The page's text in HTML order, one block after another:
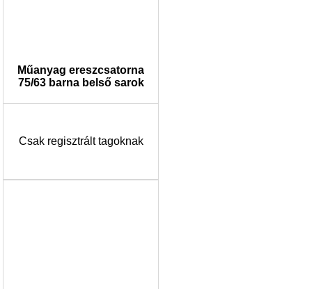
Műanyag ereszcsatorna
75/63 barna belső sarok
Csak regisztrált tagoknak